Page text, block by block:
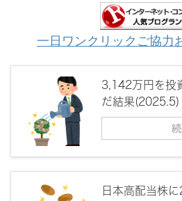
一日ワンクリックご協力
3,142万円を投
だ結果(2025.5)
日本高配当株